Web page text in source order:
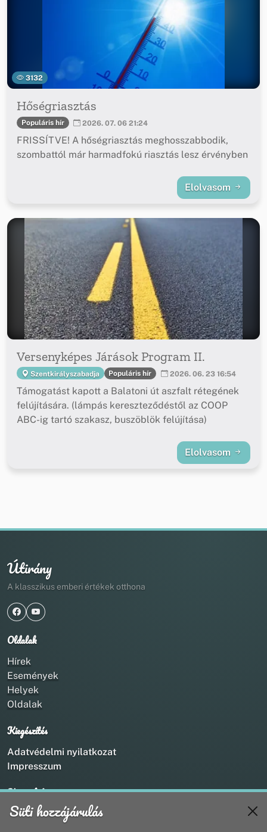
3132
Hőségriasztás
Populáris hír 2026. 07. 06 21:24
FRISSÍTVE! A hőségriasztás meghosszabbodik,
szombattól már harmadfokú riasztás lesz érvényben
Elolvasom
Versenyképes Járások Program II.
Szentkirályszabadja Populáris hír 2026. 06. 23 16:54
Támogatást kapott a Balatoni út aszfalt rétegének
felújítására. (lámpás kereszteződéstől az COOP
ABC-ig tartó szakasz, buszöblök felújítása)
Elolvasom
Útirány
A klasszikus emberi értékek otthona
Oldalak
Hírek
Események
Helyek
Oldalak
Kiegészítés
Adatvédelmi nyilatkozat
Impresszum
Kapcsolat
+36 20 211 1888
Süti hozzájárulás